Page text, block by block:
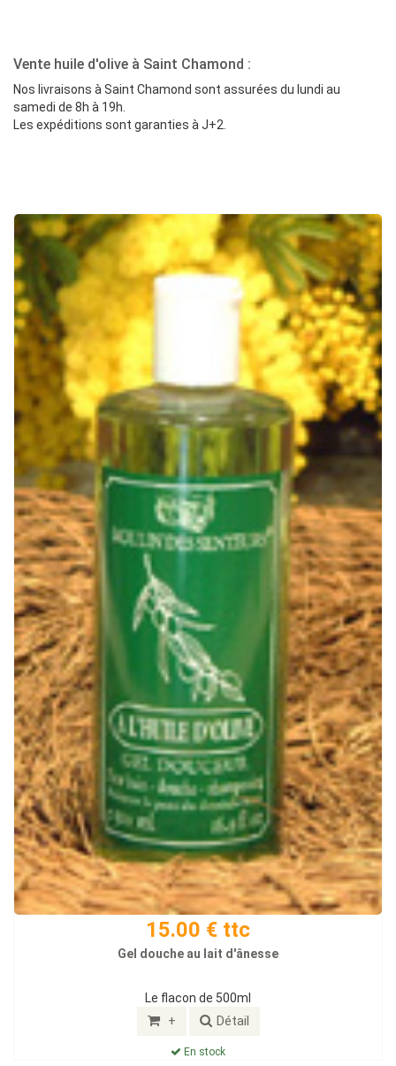
Vente huile d'olive à Saint Chamond :
Nos livraisons à Saint Chamond sont assurées du lundi au
samedi de 8h à 19h.
Les expéditions sont garanties à J+2.
15.00 € ttc
Gel douche au lait d'ânesse
Le flacon de 500ml
+ Détail
En stock